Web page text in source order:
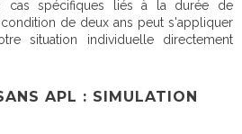
cas spécifiques liés à la durée de
de deux ans peut s'appliquer
situation individuelle directement
APL : SIMULATION